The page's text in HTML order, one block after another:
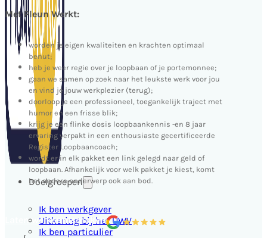
Doelgroepen
Ik ben werkgever
Uitkering bij het UWV
Ik ben particulier
Met Pleun Werkt:
worden je eigen kwaliteiten en krachten optimaal
benut;
heb je weer regie over je loopbaan of je portemonnee;
gaan we samen op zoek naar het leukste werk voor jou
en vind je jouw werkplezier (terug);
doorloop je een professioneel, toegankelijk traject met
humor en een frisse blik;
krijg je een flinke dosis loopbaankennis -en 8 jaar
ervaring verpakt in een enthousiaste gecertificeerde
Register Loopbaancoach;
wordt er in elk pakket een link gelegd naar geld of
loopbaan. Afhankelijk voor welk pakket je kiest, komt
het andere onderwerp ook aan bod.
Laten we kennismaken